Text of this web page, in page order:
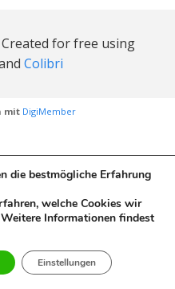
for free using
Colibri
mit DigiMember
die bestmögliche Erfahrung
welche Cookies wir
Informationen findest
Einstellungen